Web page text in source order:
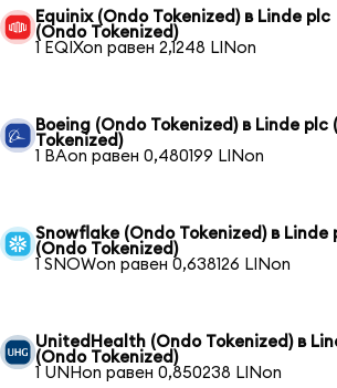
Equinix (Ondo Tokenized) в Linde plc
(Ondo Tokenized)
1 EQIXon равен 2,1248 LINon
Boeing (Ondo Tokenized) в Linde plc
Tokenized)
1 BAon равен 0,480199 LINon
Snowflake (Ondo Tokenized) в Linde
(Ondo Tokenized)
1 SNOWon равен 0,638126 LINon
UnitedHealth (Ondo Tokenized) в
(Ondo Tokenized)
1 UNHon равен 0,850238 LINon